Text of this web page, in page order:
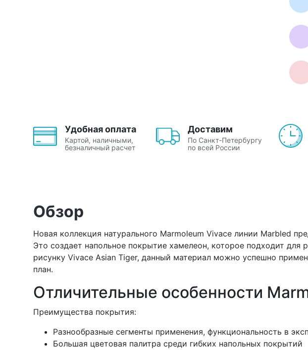
Удобная оплата
Картой, наличными,
безналичный расчет
Доставим
По Санкт-Петербургу
по всей России
Обзор
Новая коллекция натурального Marmoleum Vivace линии Marbled
Это создает напольное покрытие хамелеон, которое подходит
рисунку Vivace Asian Tiger, данный материал можно успешно
план.
Отличительные особенности
Преимущества покрытия:
Разнообразные сегменты применения, функциональность в
Большая цветовая палитра среди гибких напольных покрытий